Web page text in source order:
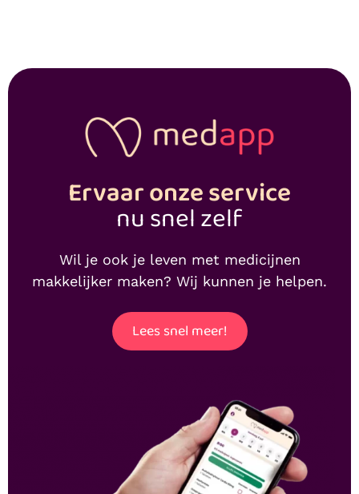
Ervaar onze service
nu snel zelf
Wil je ook je leven met medicijnen
makkelijker maken? Wij kunnen je helpen.
Lees snel meer!